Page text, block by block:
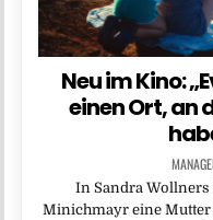
Neu im Kino:
einen Ort, an
In Sandra
Minichmayr eine Mutter